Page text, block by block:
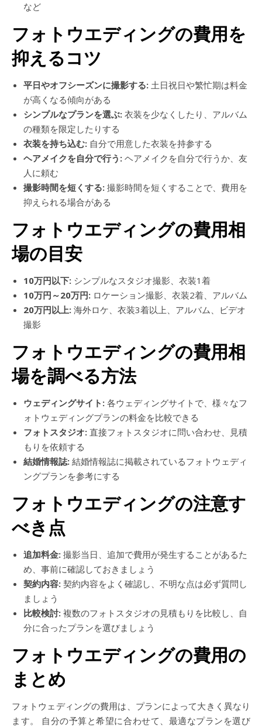
など
フォトウエディングの費用を
抑えるコツ
平日やオフシーズンに撮影する: 土日祝日や繁忙期は料金
が高くなる傾向がある
シンプルなプランを選ぶ: 衣装を少なくしたり、アルバム
の種類を限定したりする
衣装を持ち込む: 自分で用意した衣装を持参する
ヘアメイクを自分で行う: ヘアメイクを自分で行うか、友
人に頼む
撮影時間を短くする: 撮影時間を短くすることで、費用を
抑えられる場合がある
フォトウエディングの費用相
場の目安
10万円以下: シンプルなスタジオ撮影、衣装1着
10万円～20万円: ロケーション撮影、衣装2着、アルバム
20万円以上: 海外ロケ、衣装3着以上、アルバム、ビデオ
撮影
フォトウエディングの費用相
場を調べる方法
ウェディングサイト: 各ウェディングサイトで、様々なフ
ォトウェディングプランの料金を比較できる
フォトスタジオ: 直接フォトスタジオに問い合わせ、見積
もりを依頼する
結婚情報誌: 結婚情報誌に掲載されているフォトウェディ
ングプランを参考にする
フォトウエディングの注意す
べき点
追加料金: 撮影当日、追加で費用が発生することがあるた
め、事前に確認しておきましょう
契約内容: 契約内容をよく確認し、不明な点は必ず質問し
ましょう
比較検討: 複数のフォトスタジオの見積もりを比較し、自
分に合ったプランを選びましょう
フォトウエディングの費用の
まとめ
フォトウェディングの費用は、プランによって大きく異なり
ます。 自分の予算と希望に合わせて、最適なプランを選び